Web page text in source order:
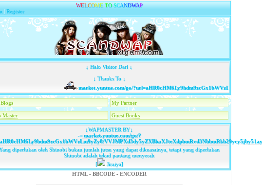
WELCOME TO SCANDWAP
|Register
↓ Halo Visitor Dari ↓
↓ Thanks To ↓
market.yuntue.com/go/?url=aHR0cHM6Ly9hdm9zcGx1bWVzLm9yZy8/
My Partner
Master Guest Books
↓WAPMASTER BY↓
-=market.yuntue.com/go/?
diperlukan oleh Shinobi bukan jumlah jutsu yang dapat dikuasainya, tetapi yang diperlukan
Shinobi adalah tekad pantang menyerah
[
Jiraiya]
HTML - BBCODE - ENCODER